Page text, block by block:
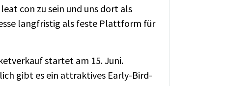
con zu sein und uns dort als
langfristig als feste Plattform für
startet am 15. Juni.
gibt es ein attraktives Early-Bird-